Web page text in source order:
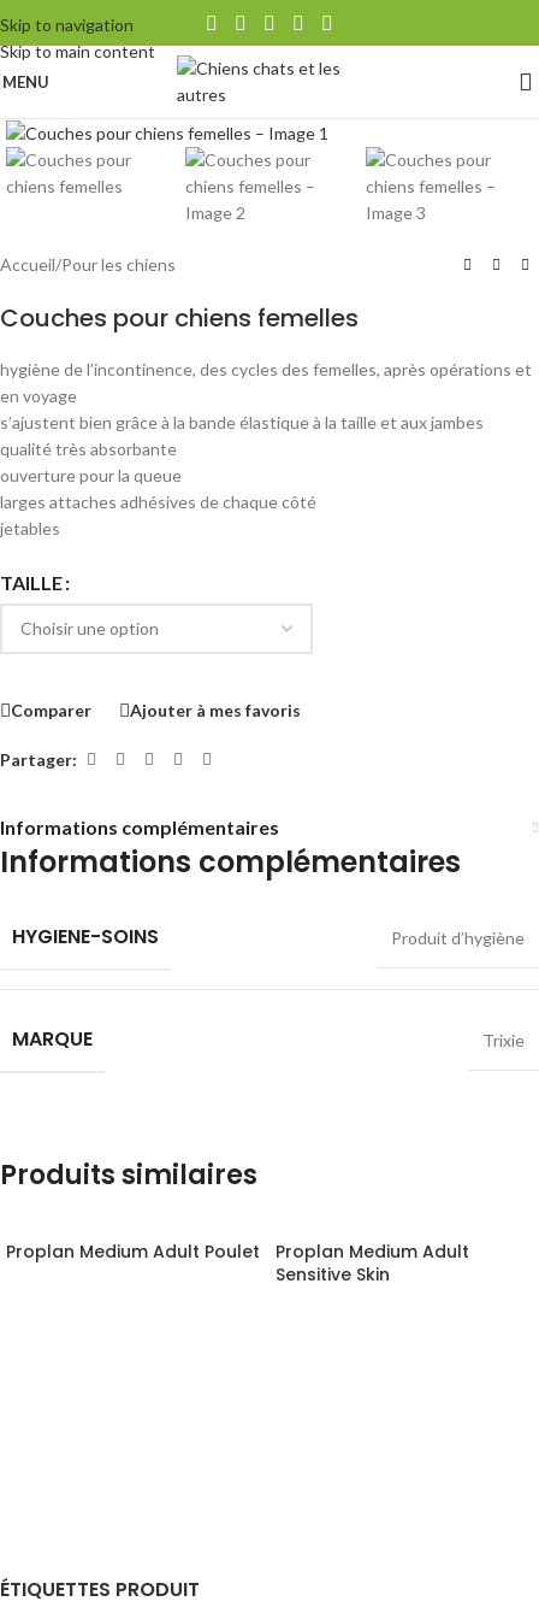
Skip to navigation
Skip to main content
MENU
Accueil/Pour les chiens
Couches pour chiens femelles
hygiène de l’incontinence, des cycles des femelles, après opérations et
en voyage
s’ajustent bien grâce à la bande élastique à la taille et aux jambes
qualité très absorbante
ouverture pour la queue
larges attaches adhésives de chaque côté
jetables
TAILLE
Comparer Ajouter à mes favoris
Partager:
Informations complémentaires
Informations complémentaires
HYGIENE-SOINS Produit d’hygiène
MARQUE Trixie
Produits similaires
Proplan Medium Adult Poulet
Proplan Medium Adult
Sensitive Skin
ÉTIQUETTES PRODUIT